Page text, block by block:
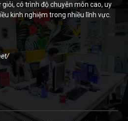
có trình độ chuyên môn cao, uy
kinh nghiệm trong nhiều lĩnh vực.